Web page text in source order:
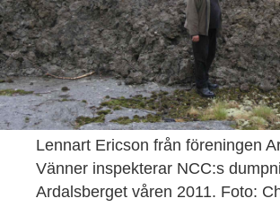
Lennart Ericson från föreningen
Vänner inspekterar NCC:s
Ardalsberget våren 2011. Foto: